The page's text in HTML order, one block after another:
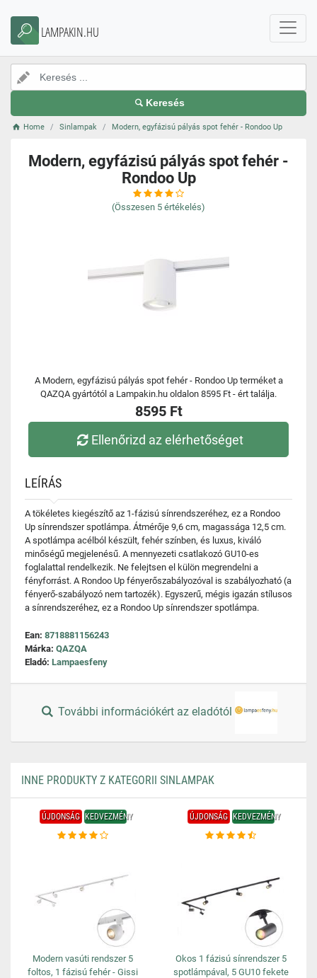
LAMPAKIN.HU
Keresés
Home Sinlampak Modern, egyfázisú pályás spot fehér - Rondoo Up
Modern, egyfázisú pályás spot fehér -
Rondoo Up
(Összesen 5 értékelés)
A Modern, egyfázisú pályás spot fehér - Rondoo Up terméket a
QAZQA gyártótól a Lampakin.hu oldalon 8595 Ft - ért találja.
8595 Ft
Ellenőrizd az elérhetőséget
LEÍRÁS
A tökéletes kiegészítő az 1-fázisú sínrendszeréhez, ez a Rondoo
Up sínrendszer spotlámpa. Átmérője 9,6 cm, magassága 12,5 cm.
A spotlámpa acélból készült, fehér színben, és luxus, kiváló
minőségű megjelenésű. A mennyezeti csatlakozó GU10-es
foglalattal rendelkezik. Ne felejtsen el külön megrendelni a
fényforrást. A Rondoo Up fényerőszabályozóval is szabályozható (a
fényerő-szabályozó nem tartozék). Egyszerű, mégis igazán stílusos
a sínrendszeréhez, ez a Rondoo Up sínrendszer spotlámpa.
Ean: 8718881156243
Márka: QAZQA
Eladó: Lampaesfeny
További információkért az eladótól
INNE PRODUKTY Z KATEGORII SINLAMPAK
ÚJDONSÁG KEDVEZMÉNY
Modern vasúti rendszer 5
foltos, 1 fázisú fehér - Gissi
ÚJDONSÁG KEDVEZMÉNY
Okos 1 fázisú sínrendszer 5
spotlámpával, 5 GU10 fekete